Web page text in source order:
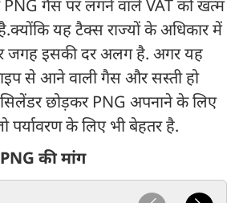
PNG गैस पर लगने वाले VAT को खत्म
यह टैक्स राज्यों के अधिकार में
जगह इसकी दर अलग है. अगर यह
से आने वाली गैस और सस्ती हो
छोड़कर PNG अपनाने के लिए
पर्यावरण के लिए भी बेहतर है.
की मांग